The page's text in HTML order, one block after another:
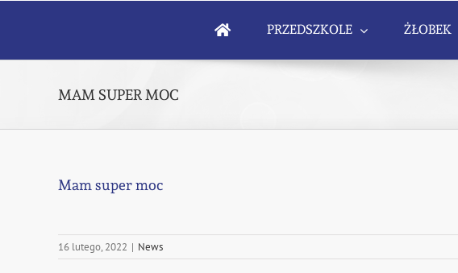
PRZEDSZKOLE ŻŁOBEK
MAM SUPER MOC
Mam super moc
16 lutego, 2022 | News